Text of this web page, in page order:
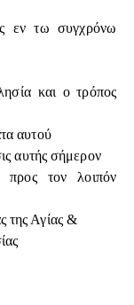
εν τω συγχρόνω
και ο τρόπος
αυτού
αυτής σήμερον
προς τον λοιπόν
της Αγίας &